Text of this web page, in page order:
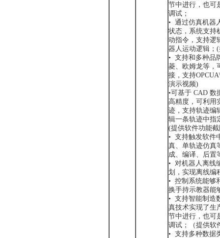
节中进行，也可
调试；
• 通过仿真机器
状态，系统支持
动指令，支持逻
器人运动逻辑；
• 支持和多种品
菱、欧姆龙等，
接，支持
演示视频)
•可基于 CAD 数
高精度，可利用
迹，支持轨迹编
辑一条轨迹中指
(提供软件功能
• 支持触发软件
真、单轨迹仿真
成、编译、后置
• 对机器人离线
划，实现离线编
• 控制系统能够
换手持示教器能
• 支持智能制造
真技术实现了生
节中进行，也可
调试；（提供软
• 支持多种数据